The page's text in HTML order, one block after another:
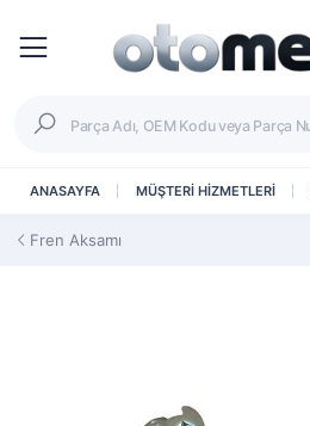
ANASAYFA MÜŞTERİ HİZMETLERİ
Fren Aksamı